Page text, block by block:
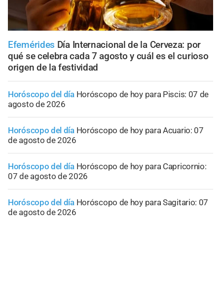
Efemérides Día Internacional de la Cerveza: por
qué se celebra cada 7 agosto y cuál es el curioso
origen de la festividad
Horóscopo del día Horóscopo de hoy para Piscis: 07 de
agosto de 2026
Horóscopo del día Horóscopo de hoy para Acuario: 07
de agosto de 2026
Horóscopo del día Horóscopo de hoy para Capricornio:
07 de agosto de 2026
Horóscopo del día Horóscopo de hoy para Sagitario: 07
de agosto de 2026